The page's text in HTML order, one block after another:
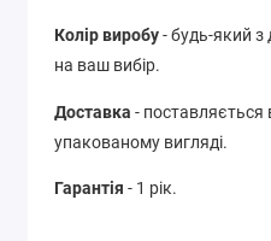
Колір виробу- будь-який з
на ваш вибір.
Доставка - поставляється
упакованому вигляді.
Гарантія - 1 рік.